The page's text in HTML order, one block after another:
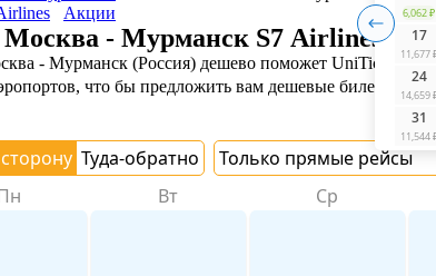
6,062 ₽
17
11,677
24
14,659
31
11,544
Акции
- Мурманск S7 Airlines
- Мурманск (Россия) дешево поможет
что бы предложить вам дешевые билеты от 3
Туда-обратно Только прямые рейсы
Вт Ср